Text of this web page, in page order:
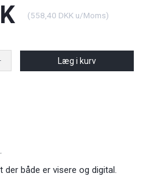
(558,40 DKK u/Moms)
Læg i kurv
der både er visere og digital.